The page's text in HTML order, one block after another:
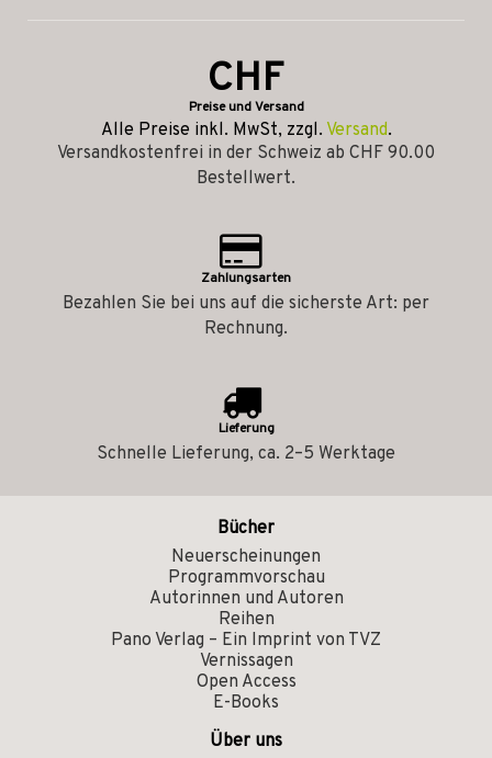
CHF
Preise und Versand
Alle Preise inkl. MwSt, zzgl. Versand.
Versandkostenfrei in der Schweiz ab CHF 90.00
Bestellwert.
Zahlungsarten
Bezahlen Sie bei uns auf die sicherste Art: per
Rechnung.
Lieferung
Schnelle Lieferung, ca. 2–5 Werktage
Bücher
Neuerscheinungen
Programmvorschau
Autorinnen und Autoren
Reihen
Pano Verlag – Ein Imprint von TVZ
Vernissagen
Open Access
E-Books
Über uns